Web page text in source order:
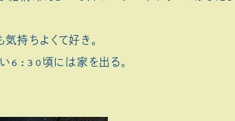
持ちよくて好き。
い6:30頃には家を出る。